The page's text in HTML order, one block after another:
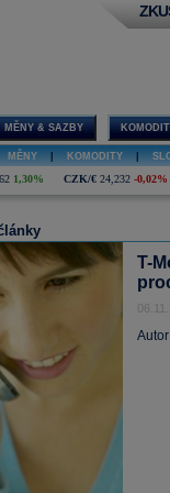
MĚNY & SAZBY
MĚNY KOMODITY
1,30% CZK/€ 24,232 -0,02%
T-